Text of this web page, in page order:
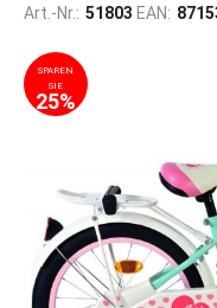
Art.-Nr.: 51803 EAN:
SPAREN
SIE
25%